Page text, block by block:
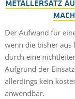
METALLERSATZ
Der Aufwand für
wenn die bisher aus
durch eine
Aufgrund der
allerdings kein
anwendbar.